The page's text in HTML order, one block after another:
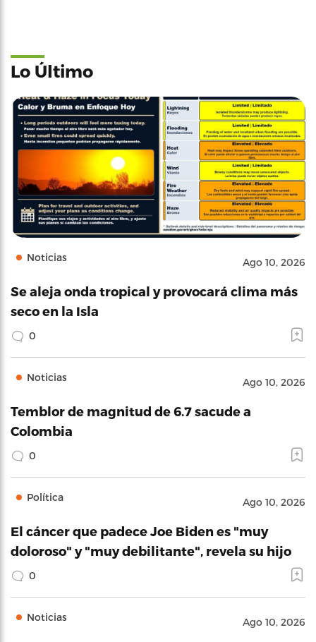
Lo Último
Noticias Ago 10, 2026
Se aleja onda tropical y provocará clima más
seco en la Isla
0
Noticias Ago 10, 2026
Temblor de magnitud de 6.7 sacude a
Colombia
0
Política Ago 10, 2026
El cáncer que padece Joe Biden es "muy
doloroso" y "muy debilitante", revela su hijo
0
Noticias Ago 10, 2026